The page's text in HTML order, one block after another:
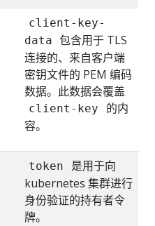
client-key-
data 包含用于 TLS
连接的、来自客户端
密钥文件的 PEM 编码
数据。此数据会覆盖
client-key
的内
容。
token
是用于向
kubernetes 集群进行
身份验证的持有者令
牌。